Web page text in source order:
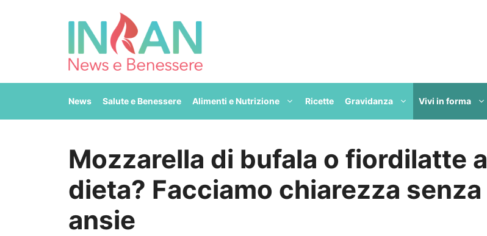
News Salute e Benessere Alimenti e Nutrizione Ricette Gravidanza Vivi in forma
Mozzarella di bufala o fiordilatte a
dieta? Facciamo chiarezza senza
ansie